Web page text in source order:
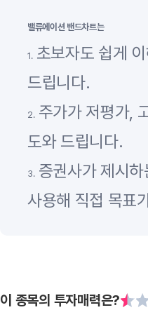
밸류에이션 밴드차트는
1. 초보자도 쉽게
드립니다.
2. 주가가 저평가,
도와 드립니다.
3. 증권사가 제시
사용해 직접 목표
이 종목의 투자매력은?